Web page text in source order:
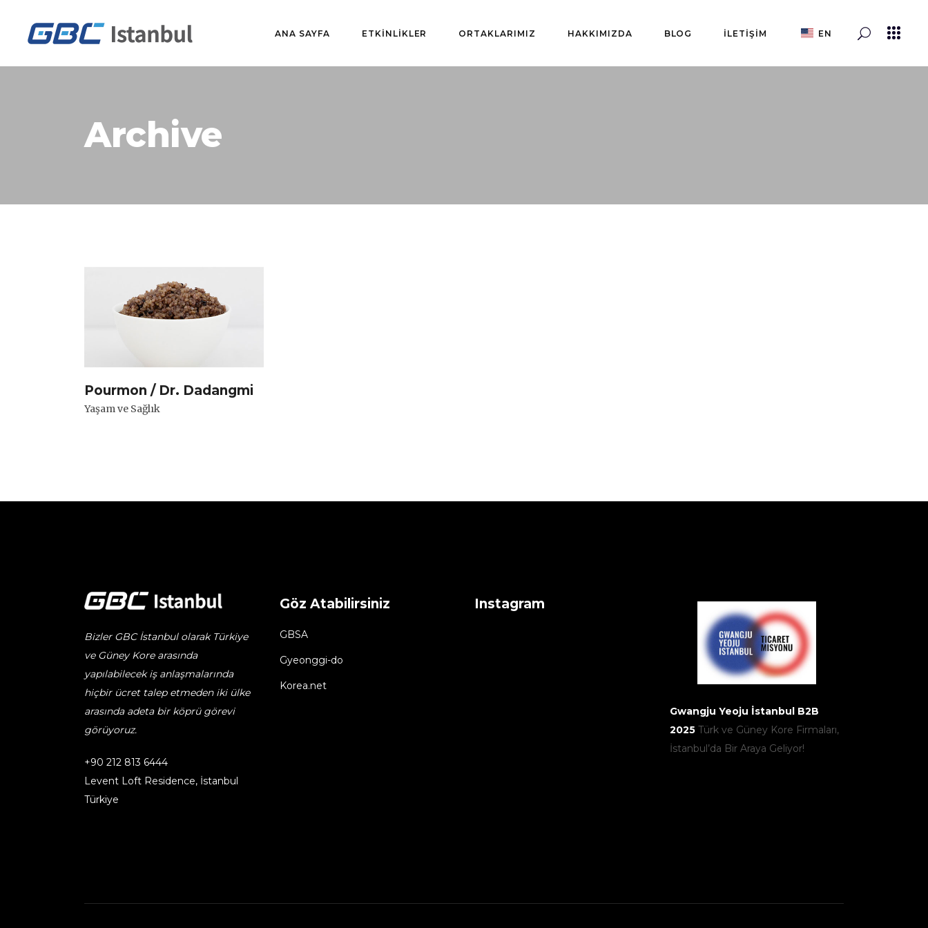
ANA SAYFA ETKİNLİKLER ORTAKLARIMIZ HAKKIMIZDA BLOG İLETİŞİM EN
Archive
Pourmon / Dr. Dadangmi
Yaşam ve Sağlık
Bizler GBC İstanbul olarak Türkiye
ve Güney Kore arasında
yapılabilecek iş anlaşmalarında
hiçbir ücret talep etmeden iki ülke
arasında adeta bir köprü görevi
görüyoruz.
+90 212 813 6444
Levent Loft Residence, İstanbul
Türkiye
Göz Atabilirsiniz
GBSA
Gyeonggi-do
Korea.net
Instagram
Gwangju Yeoju İstanbul B2B
2025Türk ve Güney Kore Firmaları,
İstanbul’da Bir Araya Geliyor!